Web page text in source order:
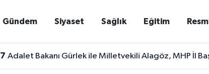
Gündem Siyaset Sağlık Eğitim
Adalet Bakanı Gürlek ile Milletvekili Alagöz, MHP İl